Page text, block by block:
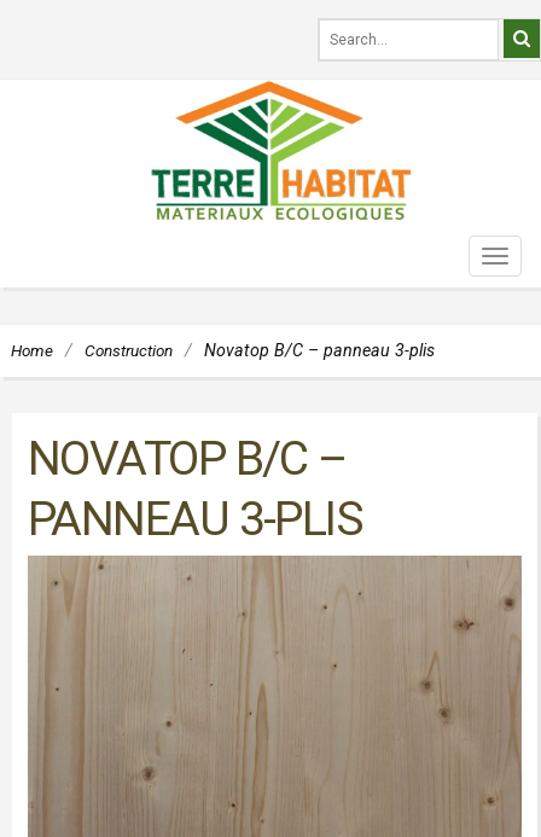
Home / Construction / Novatop B/C – panneau 3-plis
NOVATOP B/C –
PANNEAU 3-PLIS